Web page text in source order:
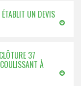
UN DEVIS
37
À